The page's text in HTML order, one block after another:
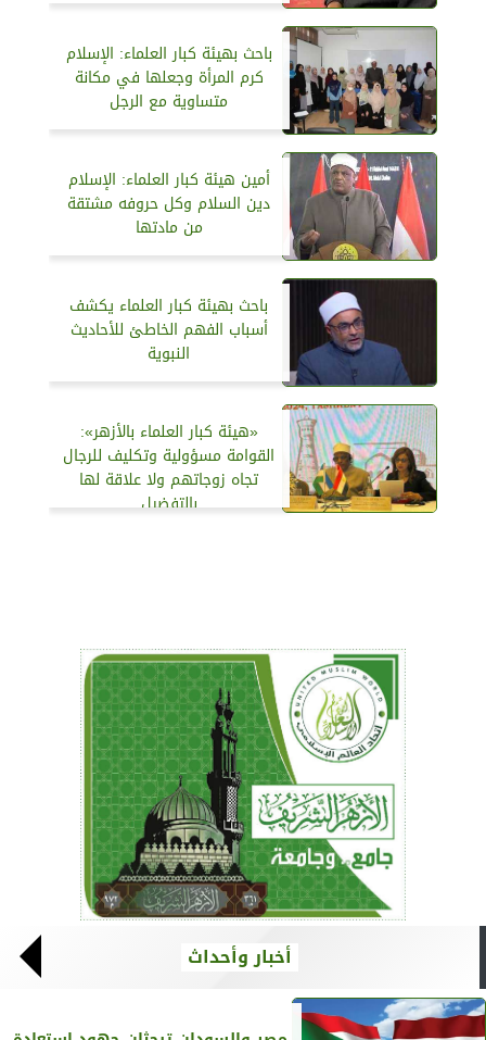
باحث بهيئة كبار العلماء: الإسلام
كرم المرأة وجعلها في مكانة
متساوية مع الرجل
أمين هيئة كبار العلماء: الإسلام
دين السلام وكل حروفه مشتقة
من مادتها
باحث بهيئة كبار العلماء يكشف
أسباب الفهم الخاطئ للأحاديث
النبوية
«هيئة كبار العلماء بالأزهر»:
القوامة مسؤولية وتكليف للرجال
تجاه زوجاتهم ولا علاقة لها
بالتفضيل
أخبار وأحداث